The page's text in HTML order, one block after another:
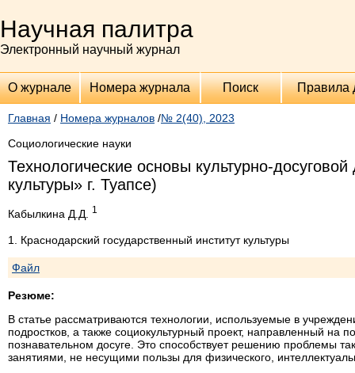
Научная палитра
Электронный научный журнал
О журнале Номера журнала Поиск Правила
Главная / Номера журналов /№ 2(40), 2023
Социологические науки
Технологические основы культурно-
культуры» г. Туапсе)
Кабылкина Д.Д. 1
1. Краснодарский государственный институт культуры
Файл
Резюме:
В статье рассматриваются технологии, используемые в
подростков, а также социокультурный проект, направленный на
познавательном досуге. Это способствует решению проблемы
занятиями, не несущими пользы для физического,